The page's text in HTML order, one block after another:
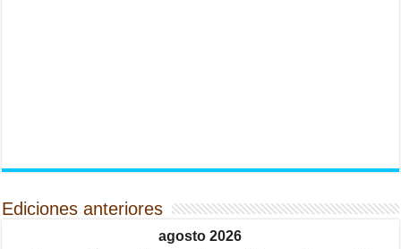
Ediciones anteriores
agosto 2026